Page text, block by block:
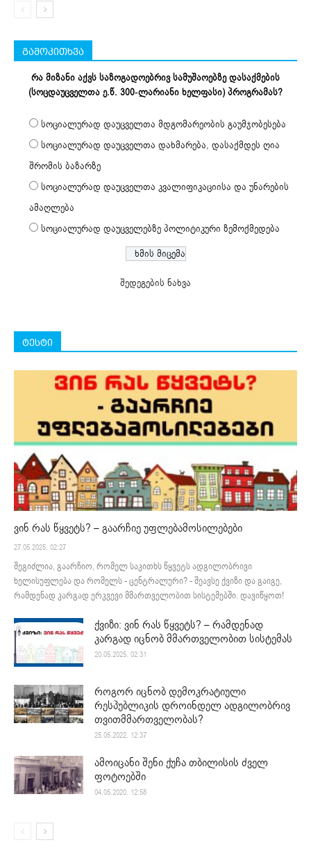
გამოკითხვა
რა მიზანი აქვს საზოგადოებრივ სამუშაოებზე დასაქმების
(სოცდაუცველთა ე.წ. 300-ლარიანი ხელფასი) პროგრამას?
სოციალურად დაუცველთა მდგომარეობის გაუმჯობესება
სოციალურად დაუცველთა დახმარება, დასაქმდეს ღია
შრომის ბაზარზე
სოციალურად დაუცველთა კვალიფიკაციისა და უნარების
ამაღლება
სოციალურად დაუცველებზე პოლიტიკური ზემოქმედება
შედეგების ნახვა
ტესტი
ვინ რას წყვეტს? – გაარჩიე უფლებამოსილებები
27.05.2025. 02:27
შეგიძლია, გაარჩიო, რომელ საკითხს წყვეტს ადგილობრივი
ხელისუფლება და რომელს - ცენტრალური? - შეავსე ქვიზი და გაიგე,
რამდენად კარგად ერკვევი მმართველობით სისტემებში. დავიწყოთ!
ქვიზი: ვინ რას წყვეტს? – რამდენად
კარგად იცნობ მმართველობით სისტემას
20.05.2025. 02:31
როგორ იცნობ დემოკრატიული
რესპუბლიკის დროინდელ ადგილობრივ
თვითმმართველობას?
25.05.2022. 12:37
ამოიცანი შენი ქუჩა თბილისის ძველ
ფოტოებში
04.05.2020. 12:58